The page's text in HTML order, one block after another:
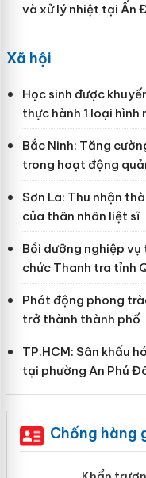
và xử lý nhiệt tại Ấn
Xã hội
Học sinh được
thực hành 1 loại hình
Bắc Ninh: Tăng
trong hoạt động
Sơn La: Thu nhận
của thân nhân liệt sĩ
Bồi dưỡng nghiệp
chức Thanh tra tỉnh
Phát động phong
trở thành thành phố
TP.HCM: Sân khấu
tại phường An Phú
Chống hàng